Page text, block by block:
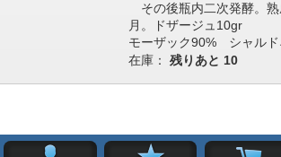
その後瓶内二次発酵。熟
月。ドザージュ10gr
モーザック90% シャルド
在庫： 残りあと 10